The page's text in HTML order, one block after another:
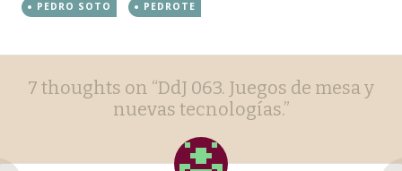
PEDRO SOTO PEDROTE
Post
navigation
7 thoughts on “DdJ 063. Juegos de mesa y
nuevas tecnologías.”